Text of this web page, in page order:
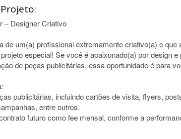
– Designer Criativo
de um(a) profissional extremamente criativo(a) e que
especial! Se você é apaixonado(a) por design e
de peças publicitárias, essa oportunidade é para
publicitárias, incluindo cartões de visita, flyers,
entre outros.
futuro como fee mensal, conforme a